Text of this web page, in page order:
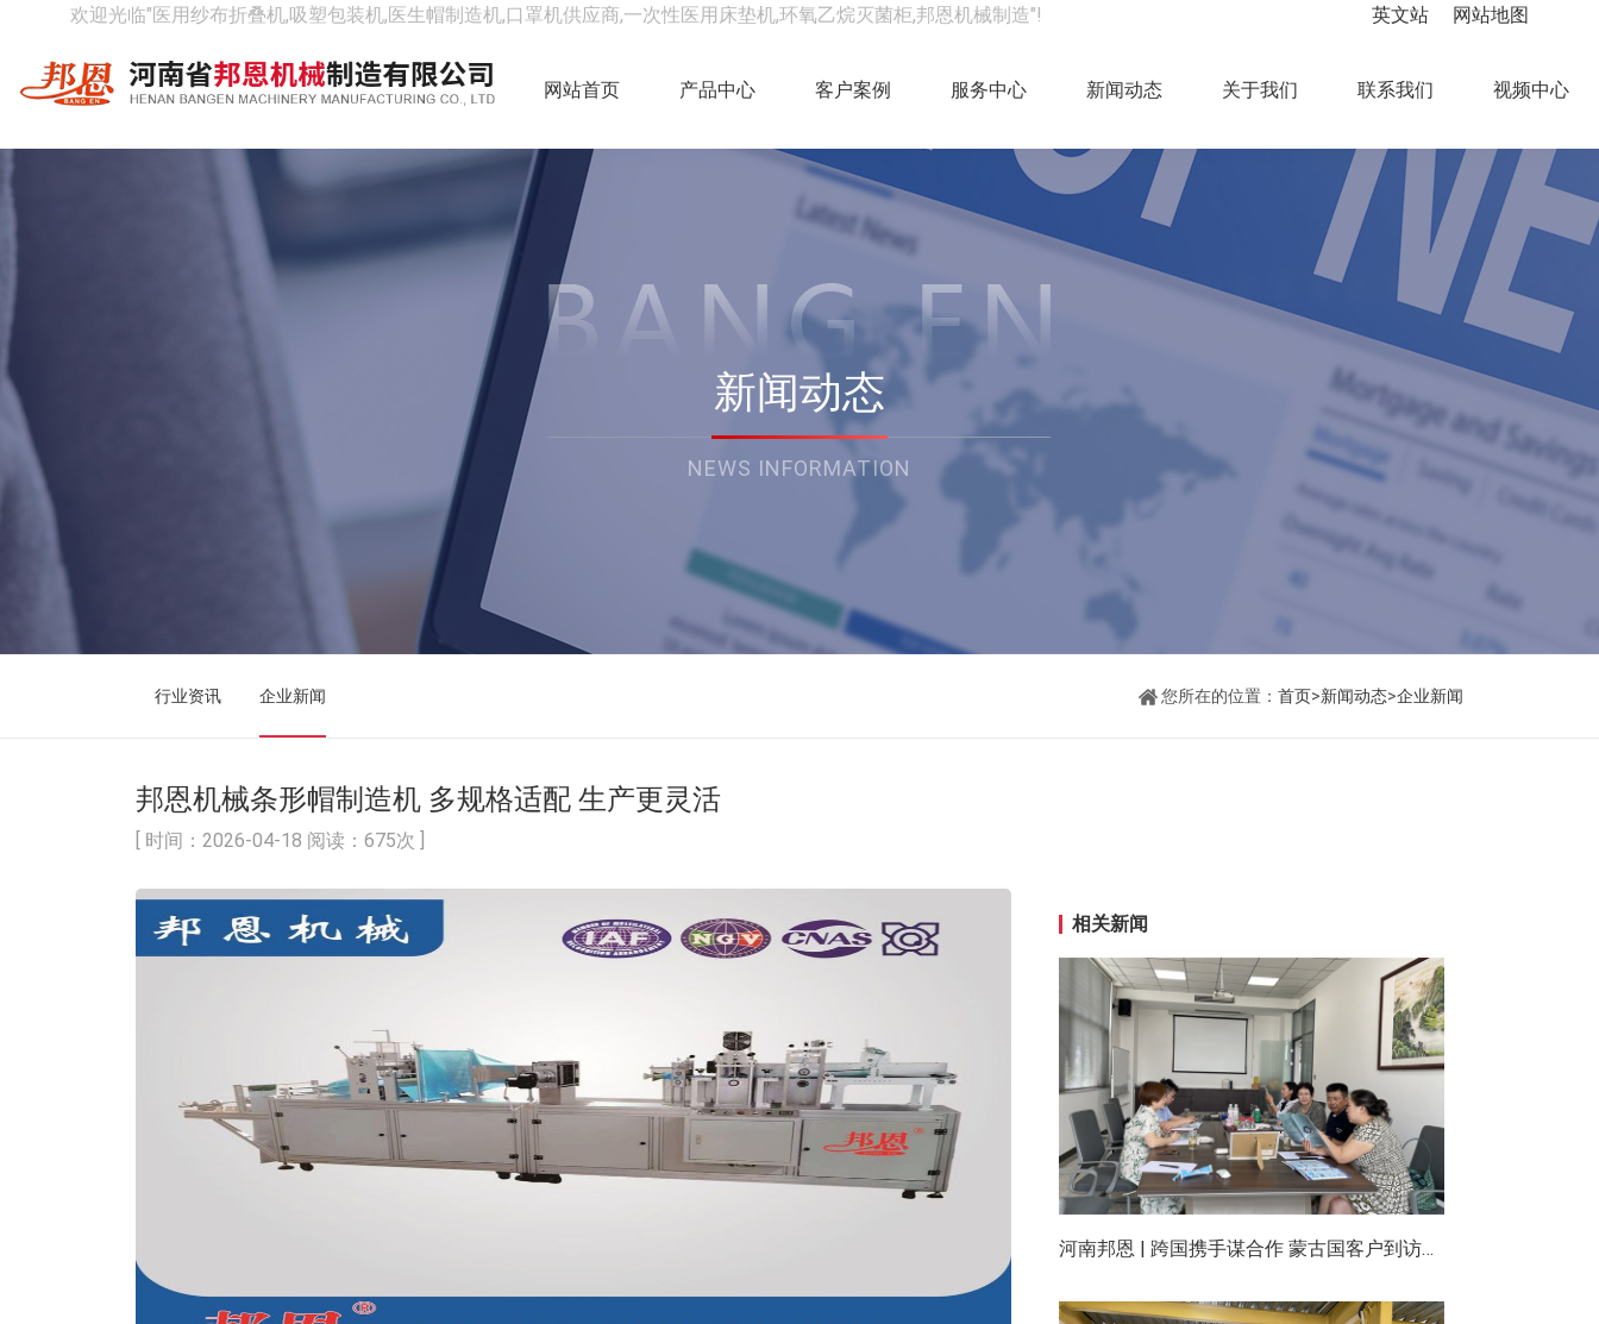
欢迎光临"医用纱布折叠机,吸塑包装机,医生帽制造机,口罩机供应商,一次性医用床垫机,环氧乙烷灭菌柜,邦恩机械制造"! 网站地图
英文站
网站首页 产品中心 客户案例 服务中心 新闻动态 关于我们 联系我们 视频中心
新闻动态
NEWS INFORMATION
行业资讯 企业新闻 您所在的位置： 首页>新闻动态>企业新闻
邦恩机械条形帽制造机 多规格适配 生产更灵活
[ 时间：2026-04-18 阅读：675次 ]
相关新闻
河南邦恩 | 跨国携手谋合作 蒙古国客户到访河南邦恩实地考察洽谈